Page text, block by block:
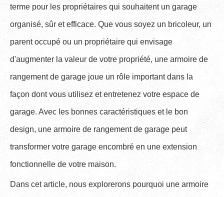
terme pour les propriétaires qui souhaitent un garage
organisé, sûr et efficace. Que vous soyez un bricoleur, un
parent occupé ou un propriétaire qui envisage
d'augmenter la valeur de votre propriété, une armoire de
rangement de garage joue un rôle important dans la
façon dont vous utilisez et entretenez votre espace de
garage. Avec les bonnes caractéristiques et le bon
design, une armoire de rangement de garage peut
transformer votre garage encombré en une extension
fonctionnelle de votre maison.
Dans cet article, nous explorerons pourquoi une armoire